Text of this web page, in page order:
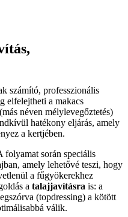
számító, professzionális
elfelejtheti a makacs
(más néven mélylevegőztetés)
hatékony eljárás, amely
a kertjében.
folyamat során speciális
amely lehetővé teszi, hogy
a fűgyökerekhez
a talajjavításra is: a
(topdressing) a kötött
válik.